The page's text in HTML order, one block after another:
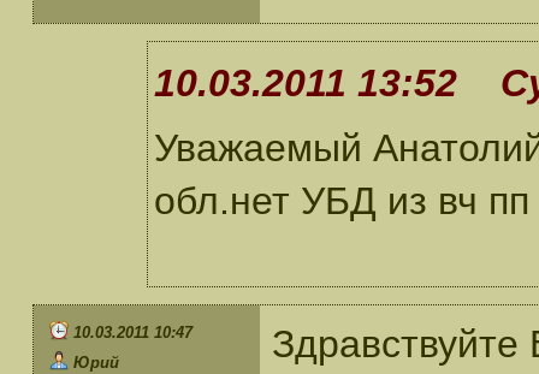
10.03.2011 13:52
Уважаемый
обл.нет УБД из вч
10.03.2011 10:47
Юрий